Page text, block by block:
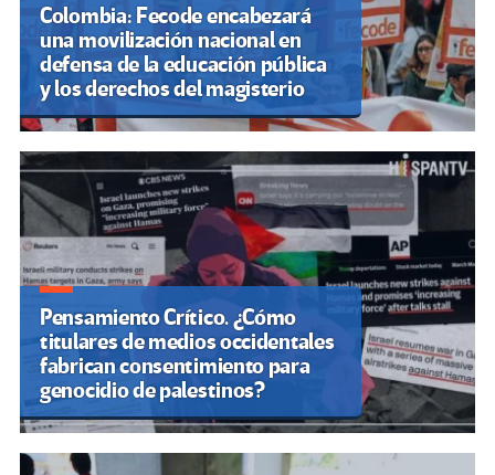
Colombia: Fecode encabezará
una movilización nacional en
defensa de la educación pública
y los derechos del magisterio
Pensamiento Crítico. ¿Cómo
titulares de medios occidentales
fabrican consentimiento para
genocidio de palestinos?